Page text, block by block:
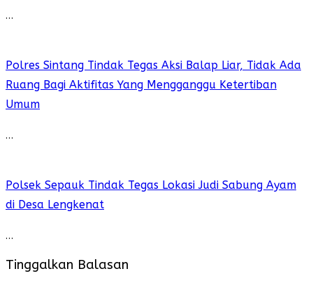
…
Polres Sintang Tindak Tegas Aksi Balap Liar, Tidak Ada
Ruang Bagi Aktifitas Yang Mengganggu Ketertiban
Umum
…
Polsek Sepauk Tindak Tegas Lokasi Judi Sabung Ayam
di Desa Lengkenat
…
Tinggalkan Balasan